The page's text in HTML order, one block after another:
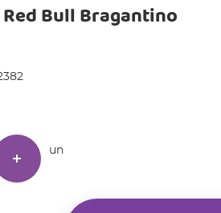
Bull Bragantino
un